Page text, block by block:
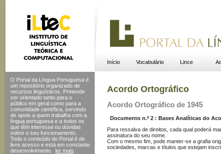
Início Vocabulário Lince
O Portal da Língua Portuguesa é
um repositório organizado de
recursos linguísticos. Pretende
ser orientado tanto para o
público em geral como para a
comunidade científica, servindo
de apoio a quem trabalha com a
língua portuguesa e a todos os
que têm interesse ou dúvidas
sobre o seu funcionamento.
Todo o conteúdo do Portal é de
livre acesso e está em constante
desenvolvimento.
ler mais
Acordo Ortográfico
Acordo Ortográfico de 1945
Documento n.º 2 : Bases Analíticas do
Para ressalva de direitos, cada qual poderá
assinatura do seu nome.
Com o mesmo fim, pode manter-se a grafia
sociedades, marcas e títulos que estejam